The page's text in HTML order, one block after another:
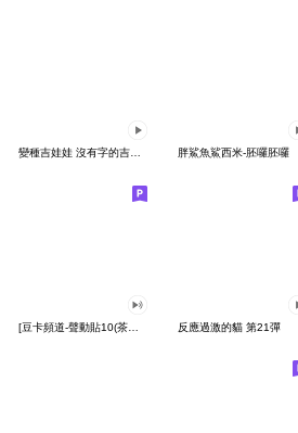
胖鯊魚鯊西米-胚囉胚囉
反應過激的貓 第21彈